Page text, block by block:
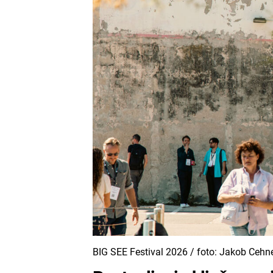
BIG SEE Festival 2026 / foto: Jakob